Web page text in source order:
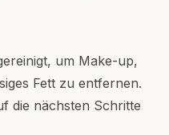
um Make-up,
Fett zu entfernen.
die nächsten Schritte